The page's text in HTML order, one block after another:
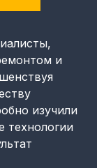
и
изучили
технологии